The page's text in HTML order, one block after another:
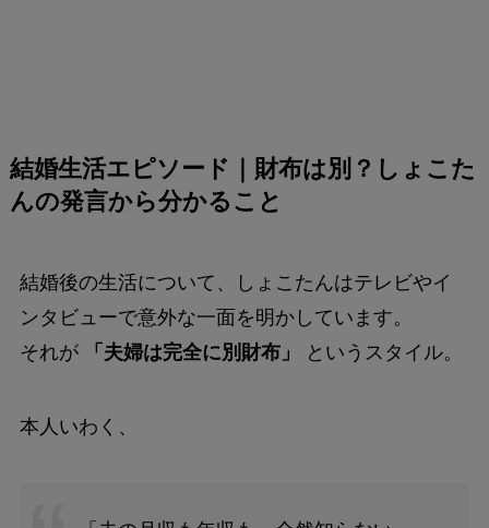
結婚生活エピソード｜財布は別？しょこた
んの発言から分かること
結婚後の生活について、しょこたんはテレビやイ
ンタビューで意外な一面を明かしています。
それが
「夫婦は完全に別財布」 というスタイル。
本人いわく、